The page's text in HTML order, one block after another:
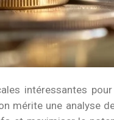
intéressantes
mérite une analyse